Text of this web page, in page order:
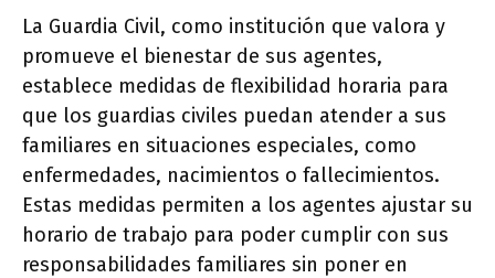
La Guardia Civil, como institución que valora y
promueve el bienestar de sus agentes,
establece medidas de flexibilidad horaria para
que los guardias civiles puedan atender a sus
familiares en situaciones especiales, como
enfermedades, nacimientos o fallecimientos.
Estas medidas permiten a los agentes ajustar su
horario de trabajo para poder cumplir con sus
responsabilidades familiares sin poner en